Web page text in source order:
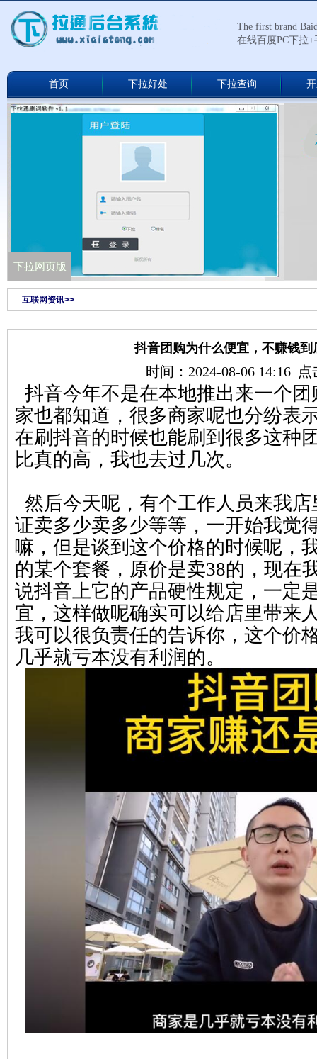
The first brand
在线百度PC下拉
首页 下拉好处 下拉查询
下拉通网络版
下拉网页版
互联网资讯>>
抖音团购为什么便宜，不赚钱到
时间：2024-08-06 14:16
抖音今年不是在本地推出来一个
家也都知道，很多商家呢也分纷表
在刷抖音的时候也能刷到很多这种
比真的高，我也去过几次。
然后今天呢，有个工作人员来我
证卖多少卖多少等等，一开始我觉
嘛，但是谈到这个价格的时候呢，
的某个套餐，原价是卖38的，现在
说抖音上它的产品硬性规定，一定
宜，这样做呢确实可以给店里带来
我可以很负责任的告诉你，这个价
几乎就亏本没有利润的。